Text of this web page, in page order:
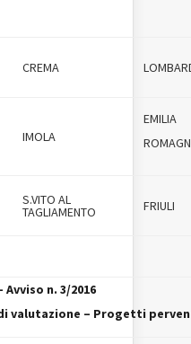
CREMA
IMOLA
EMILIA
S.VITO AL
TAGLIAMENTO FRIULI
Avviso n. 3/2016
valutazione – Progetti